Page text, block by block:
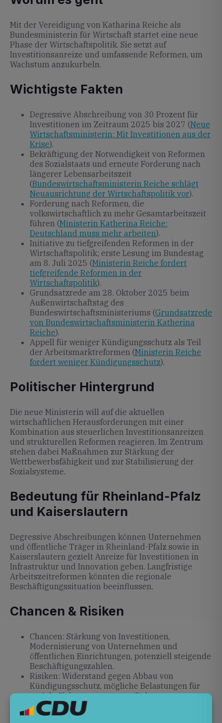
Mit der Vereidigung von Katharina Reiche als
Bundesministerin für Wirtschaft startet eine neue
Phase der Wirtschaftspolitik. Sie setzt auf
Investitionsanreize und umfassende Reformen, um
Wachstum anzukurbeln.
Wichtigste Fakten
Degressive Abschreibung von 30 Prozent für
Investitionen im Zeitraum 2025 bis 2027 (Neue
Wirtschaftsministerin: Mit Investitionen aus der
Krise).
Bekräftigung der Notwendigkeit von Reformen
des Sozialstaats und erneute Forderung nach
längerer Lebensarbeitszeit
(Bundeswirtschaftsministerin Reiche schlägt
Neuausrichtung der Wirtschaftspolitik vor).
Forderung nach Reformen, die
volkswirtschaftlich zu mehr Gesamtarbeitszeit
führen (Ministerin Katherina Reiche:
Deutschland muss mehr arbeiten).
Initiative zu tiefgreifenden Reformen in der
Wirtschaftspolitik; erste Lesung im Bundestag
am 8. Juli 2025 (Ministerin Reiche fordert
tiefgreifende Reformen in der
Wirtschaftspolitik).
Grundsatzrede am 28. Oktober 2025 beim
Außenwirtschaftstag des
Bundeswirtschaftsministeriums (Grundsatzrede
von Bundeswirtschaftsministerin Katherina
Reiche).
Appell für weniger Kündigungsschutz als Teil
der Arbeitsmarktreformen (Ministerin Reiche
fordert weniger Kündigungsschutz).
Politischer Hintergrund
Die neue Ministerin will auf die aktuellen
wirtschaftlichen Herausforderungen mit einer
Kombination aus steuerlichen Investitionsanreizen
und strukturellen Reformen reagieren. Im Zentrum
stehen dabei Maßnahmen zur Stärkung der
Wettbewerbsfähigkeit und zur Stabilisierung der
Sozialsysteme.
Bedeutung für Rheinland-Pfalz
und Kaiserslautern
Degressive Abschreibungen können Unternehmen
und öffentliche Träger in Rheinland-Pfalz sowie in
Kaiserslautern gezielt Anreize für Investitionen in
Infrastruktur und Innovation geben. Langfristige
Arbeitszeitreformen könnten die regionale
Beschäftigungssituation beeinflussen.
Chancen & Risiken
Chancen: Stärkung von Investitionen,
Modernisierung von Unternehmen und
öffentlichen Einrichtungen, potenziell steigende
Beschäftigungszahlen.
Risiken: Widerstand gegen Abbau von
Kündigungsschutz, mögliche Belastungen für
soziale Sicherungssysteme, Debatten um
längere Lebensarbeitszeit.